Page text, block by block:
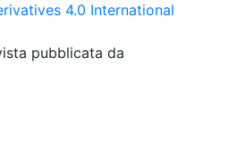
4.0 International
pubblicata da